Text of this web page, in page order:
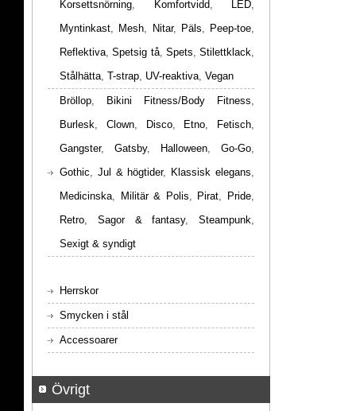
Korsettsnörning, Komfortvidd, LED,
Myntinkast, Mesh, Nitar, Päls, Peep-toe,
Reflektiva,Spetsig tå, Spets, Stilettklack,
Stålhätta, T-strap, UV-reaktiva, Vegan
Bröllop, Bikini Fitness/Body Fitness,
Burlesk, Clown, Disco, Etno, Fetisch,
Gangster, Gatsby, Halloween, Go-Go,
Gothic, Jul & högtider, Klassisk elegans,
Medicinska, Militär & Polis, Pirat, Pride,
Retro, Sagor & fantasy, Steampunk,
Sexigt & syndigt
Herrskor
Smycken i stål
Accessoarer
Övrigt